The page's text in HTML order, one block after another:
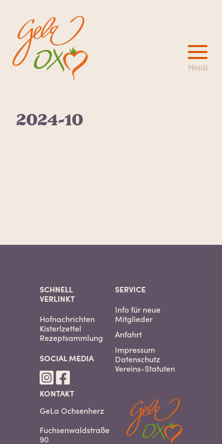
2024-10
SCHNELL
VERLINKT
Hofnachrichten
Kisterlzettel
Rezeptsammlung
SOCIAL MEDIA
SERVICE
Info für neue
Mitglieder
Anfahrt
Impressum
Datenschutz
Vereins-Statuten
KONTAKT
GeLa Ochsenherz
Fuchsenwaldstraße
90